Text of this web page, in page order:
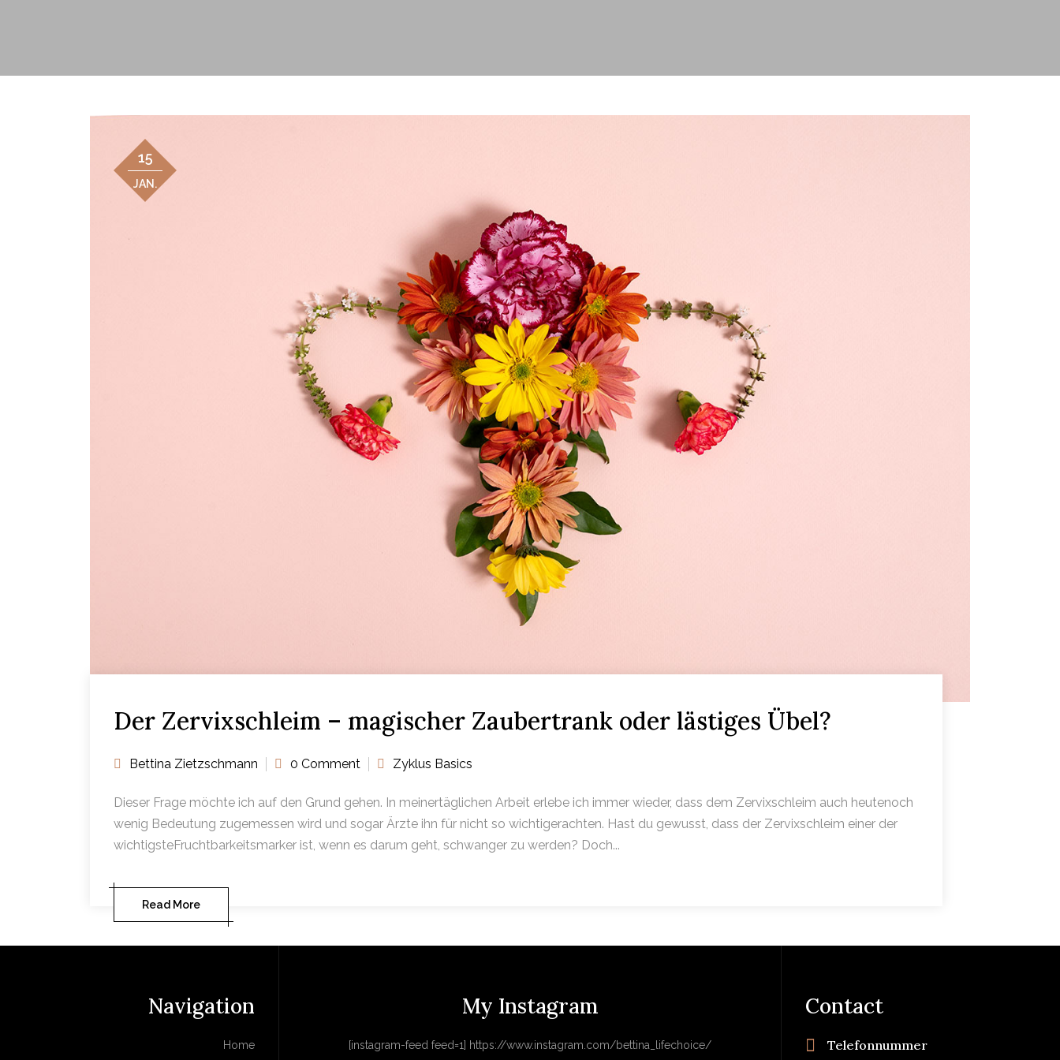
15
JAN.
Der Zervixschleim – magischer Zaubertrank oder lästiges Übel?
Bettina Zietzschmann 0 Comment Zyklus Basics
Dieser Frage möchte ich auf den Grund gehen. In meinertäglichen Arbeit erlebe ich immer wieder, dass dem Zervixschleim auch heutenoch
wenig Bedeutung zugemessen wird und sogar Ärzte ihn für nicht so wichtigerachten. Hast du gewusst, dass der Zervixschleim einer der
wichtigsteFruchtbarkeitsmarker ist, wenn es darum geht, schwanger zu werden? Doch...
Read More
Navigation
Home
My Instagram
[instagram-feed feed=1] https://www.instagram.com/bettina_lifechoice/
Contact
Telefonnummer